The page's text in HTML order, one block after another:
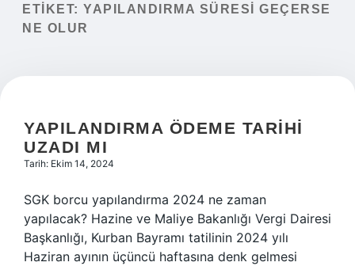
Yasal Uyarı
ETIKET: YAPILANDIRMA SÜRESI GEÇERSE
NE OLUR
YAPILANDIRMA ÖDEME TARIHI
UZADI MI
Tarih: Ekim 14, 2024
SGK borcu yapılandırma 2024 ne zaman
yapılacak? Hazine ve Maliye Bakanlığı Vergi Dairesi
Başkanlığı, Kurban Bayramı tatilinin 2024 yılı
Haziran ayının üçüncü haftasına denk gelmesi